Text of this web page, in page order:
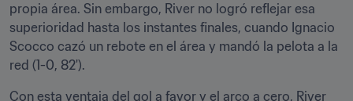
propia área. Sin embargo, River no logró reflejar esa
superioridad hasta los instantes finales, cuando Ignacio
Scocco cazó un rebote en el área y mandó la pelota a la
red (1-0, 82').
Con esta ventaja del gol a favor y el arco a cero, River